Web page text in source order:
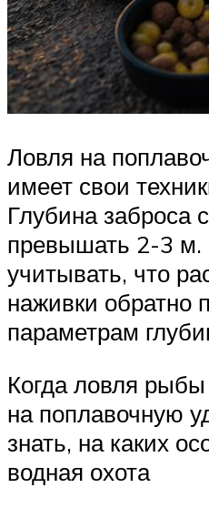
Ловля на
имеет свои
Глубина заброса
превышать 2-3 м.
учитывать, что
наживки обратно
параметрам
Когда ловля
на поплавочную
знать, на каких
водная охота